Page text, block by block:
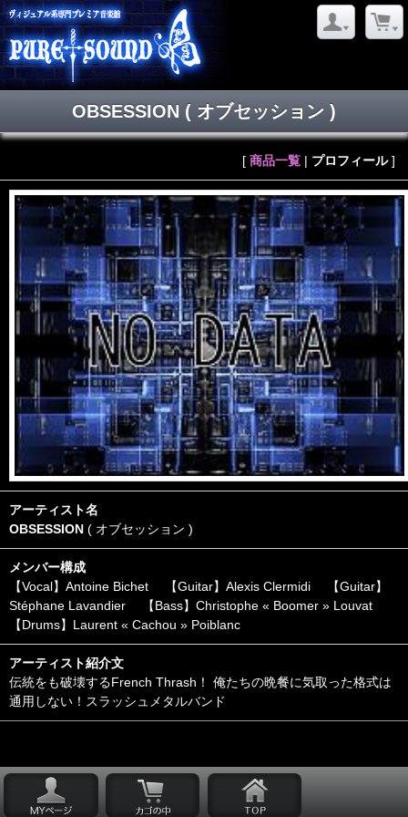
OBSESSION ( オブセッション )
[ 商品一覧 | プロフィール]
アーティスト名
OBSESSION ( オブセッション )
メンバー構成
【Vocal】Antoine Bichet 【Guitar】Alexis Clermidi 【Guitar】
Stéphane Lavandier 【Bass】Christophe « Boomer » Louvat
【Drums】Laurent « Cachou » Poiblanc
アーティスト紹介文
伝統をも破壊するFrench Thrash！ 俺たちの晩餐に気取った格式は
通用しない！スラッシュメタルバンド